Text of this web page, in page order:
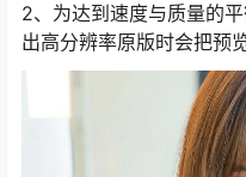
2、为达到速度与质量的
出高分辨率原版时会把预